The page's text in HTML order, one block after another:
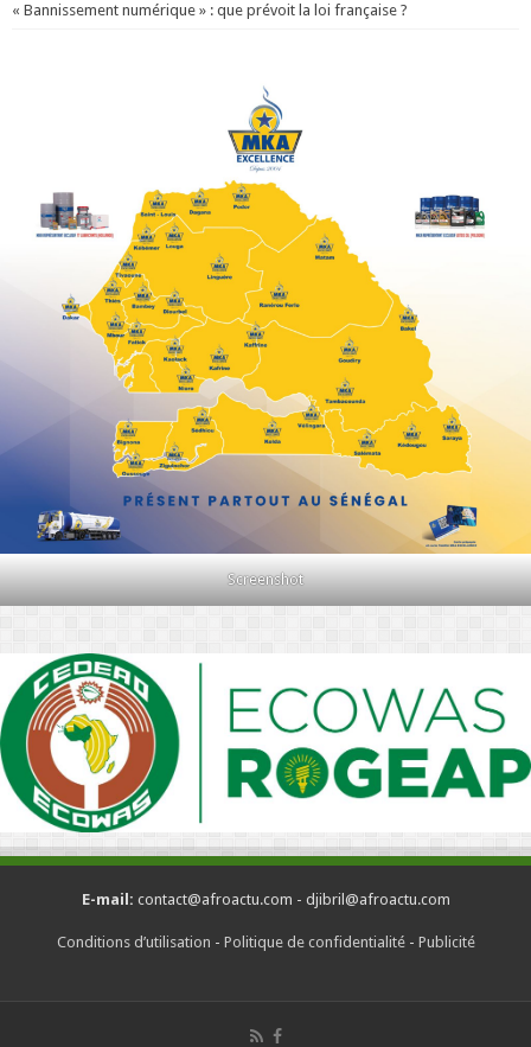
« Bannissement numérique » : que prévoit la loi française ?
Screenshot
E-mail: contact@afroactu.com - djibril@afroactu.com
Conditions d’utilisation - Politique de confidentialité- Publicité